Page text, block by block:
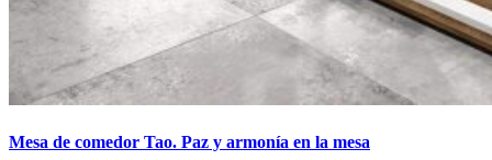
Mesa de comedor Tao. Paz y armonía en la mesa